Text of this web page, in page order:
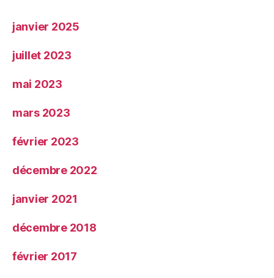
janvier 2025
juillet 2023
mai 2023
mars 2023
février 2023
décembre 2022
janvier 2021
décembre 2018
février 2017